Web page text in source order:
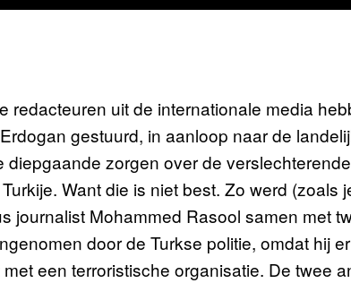
redacteuren uit de internationale media
gestuurd, in aanloop naar de
diepgaande zorgen over de
Want die is niet best. Zo werd (zoals
journalist Mohammed Rasool samen met
door de Turkse politie, omdat hij
een terroristische organisatie. De twee